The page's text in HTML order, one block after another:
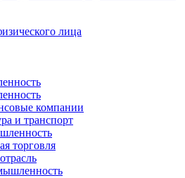
лица
компании
и транспорт
торговля